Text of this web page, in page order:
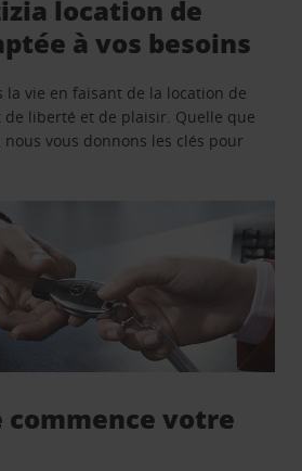
location de
à vos besoins
la vie en faisant de la location de
liberté et de plaisir. Quelle que
vous donnons les clés pour
commence votre